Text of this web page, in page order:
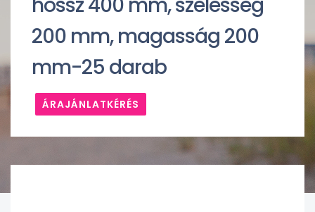
200 mm, magasság 200
mm-25 darab
ÁRAJÁNLATKÉRÉS